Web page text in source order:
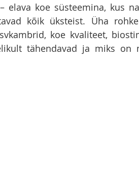
elava koe süsteemina, kus
kõik üksteist. Üha
tähendavad ja miks on